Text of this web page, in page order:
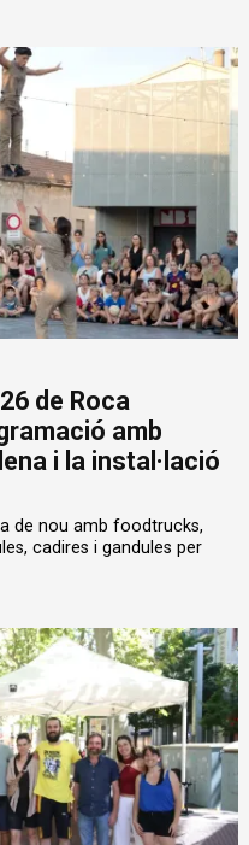
de Roca
amb
i la instal·lació
de nou amb foodtrucks,
cadires i gandules per